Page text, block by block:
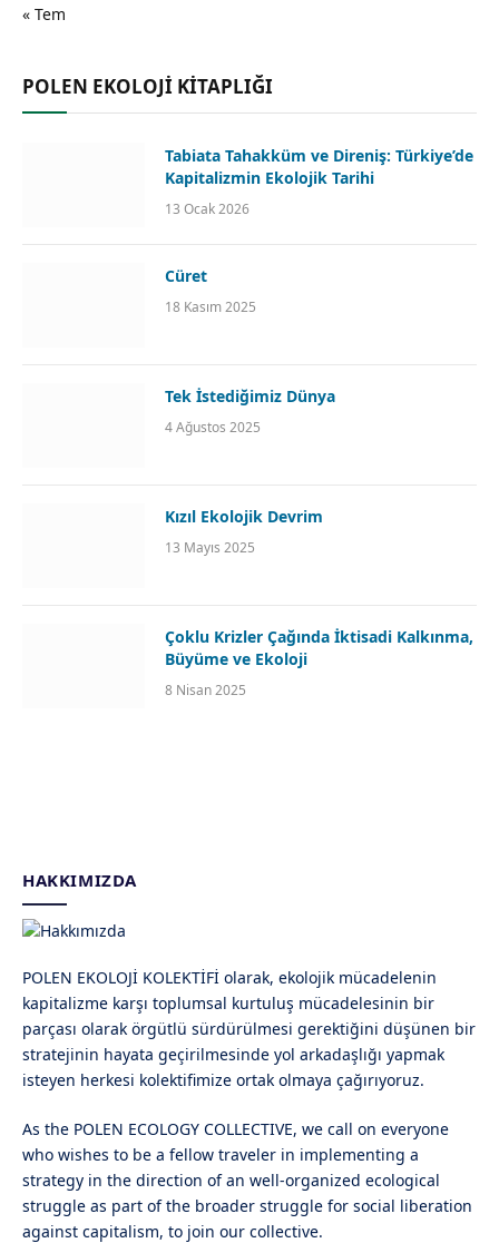
« Tem
POLEN EKOLOJİ KİTAPLIĞI
Tabiata Tahakküm ve Direniş: Türkiye’de
Kapitalizmin Ekolojik Tarihi
13 Ocak 2026
Cüret
18 Kasım 2025
Tek İstediğimiz Dünya
4 Ağustos 2025
Kızıl Ekolojik Devrim
13 Mayıs 2025
Çoklu Krizler Çağında İktisadi Kalkınma,
Büyüme ve Ekoloji
8 Nisan 2025
HAKKIMIZDA
POLEN EKOLOJİ KOLEKTİFİ olarak, ekolojik mücadelenin
kapitalizme karşı toplumsal kurtuluş mücadelesinin bir
parçası olarak örgütlü sürdürülmesi gerektiğini düşünen bir
stratejinin hayata geçirilmesinde yol arkadaşlığı yapmak
isteyen herkesi kolektifimize ortak olmaya çağırıyoruz.
As the POLEN ECOLOGY COLLECTIVE, we call on everyone
who wishes to be a fellow traveler in implementing a
strategy in the direction of an well-organized ecological
struggle as part of the broader struggle for social liberation
against capitalism, to join our collective.